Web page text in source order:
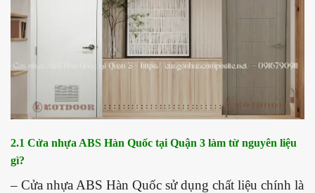
2.1 Cửa nhựa ABS Hàn Quốc tại Quận 3 làm từ nguyên liệu
gì?
– Cửa nhựa ABS Hàn Quốc sử dụng chất liệu chính là